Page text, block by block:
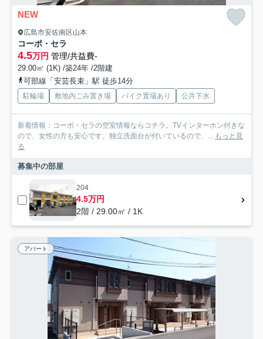
NEW
広島市安佐南区山本
コーポ・セラ
4.5万円 管理/共益費-
29.00㎡ (1K) /築24年 /2階建
可部線「安芸長束」駅 徒歩14分
駐輪場 敷地内ごみ置き場 バイク置場あり 公共下水
新着情報：コーポ・セラの空室情報ならコチラ。TVインターホン付きな
ので、女性の方も安心です。独立洗面台が付いているので、... もっと見
る
募集中の部屋
204
4.5万円
2階 / 29.00㎡ / 1K
アパート